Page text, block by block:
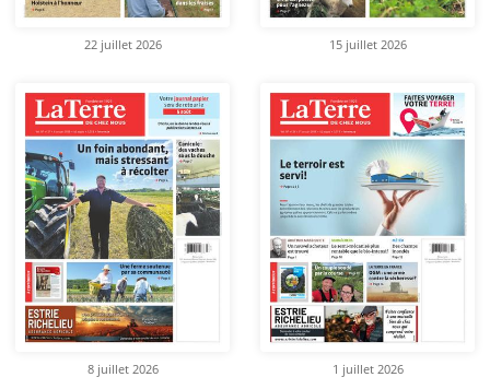
22 juillet 2026 15 juillet 2026
8 juillet 2026 1 juillet 2026